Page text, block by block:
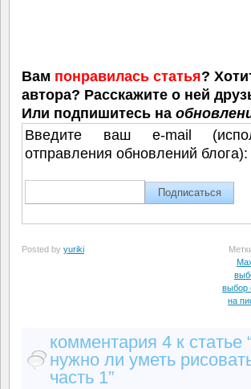
Вам понравилась статья?
автора? Расскажите о ней
Или подпишитесь на
Введите ваш e-mail
отправления обновлений блога):
Posted by yuriki
выбор
на
комментария 4 к статье
нужно ли уметь
часть 1”